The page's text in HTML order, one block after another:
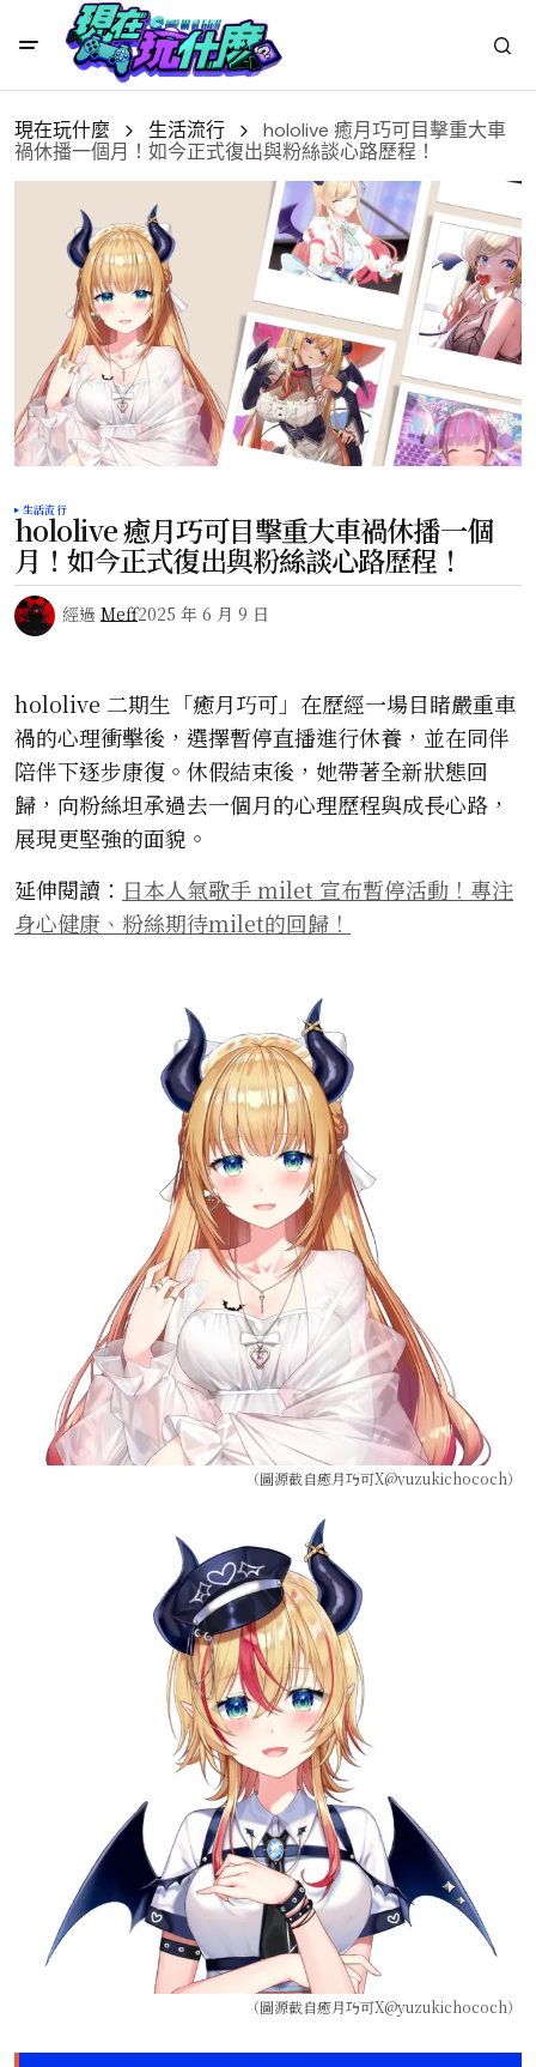
現在玩什麼 生活流行
hololive 癒月巧可目擊重大車
禍休播一個月！如今正式復出與粉絲談心路歷程！
生活流行
hololive 癒月巧可目擊重大車禍休播一個
月！如今正式復出與粉絲談心路歷程！
經過 Meff2025 年 6 月 9 日
hololive 二期生「癒月巧可」在歷經一場目睹嚴重車
禍的心理衝擊後，選擇暫停直播進行休養，並在同伴
陪伴下逐步康復。休假結束後，她帶著全新狀態回
歸，向粉絲坦承過去一個月的心理歷程與成長心路，
展現更堅強的面貌。
延伸閱讀： 日本人氣歌手 milet 宣布暫停活動！專注
身心健康、粉絲期待milet的回歸！
（圖源截自癒月巧可X@yuzukichococh）
（圖源截自癒月巧可X@yuzukichococh）